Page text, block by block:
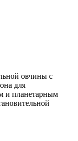
овчины с
для
и планетарным